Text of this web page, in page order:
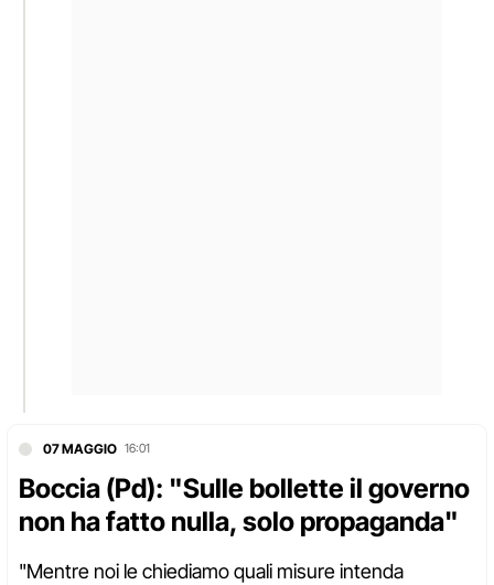
07 MAGGIO 16:01
Boccia (Pd): "Sulle bollette il governo
non ha fatto nulla, solo propaganda"
"Mentre noi le chiediamo quali misure intenda